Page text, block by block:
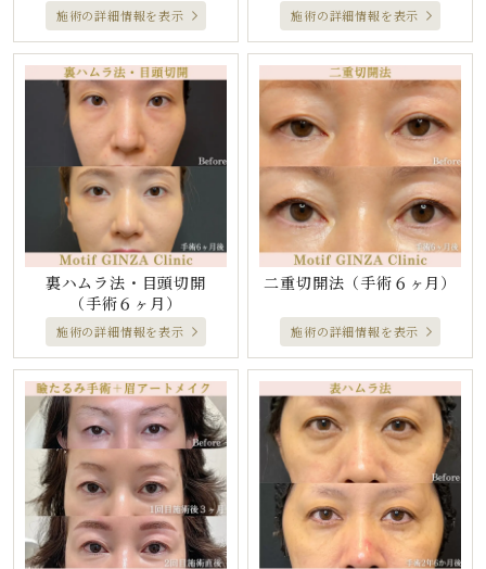
施術の詳細情報を表示 施術の詳細情報を表示
裏ハムラ法・目頭切開
（手術６ヶ月）
施術の詳細情報を表示
二重切開法 （手術６ヶ月）
施術の詳細情報を表示